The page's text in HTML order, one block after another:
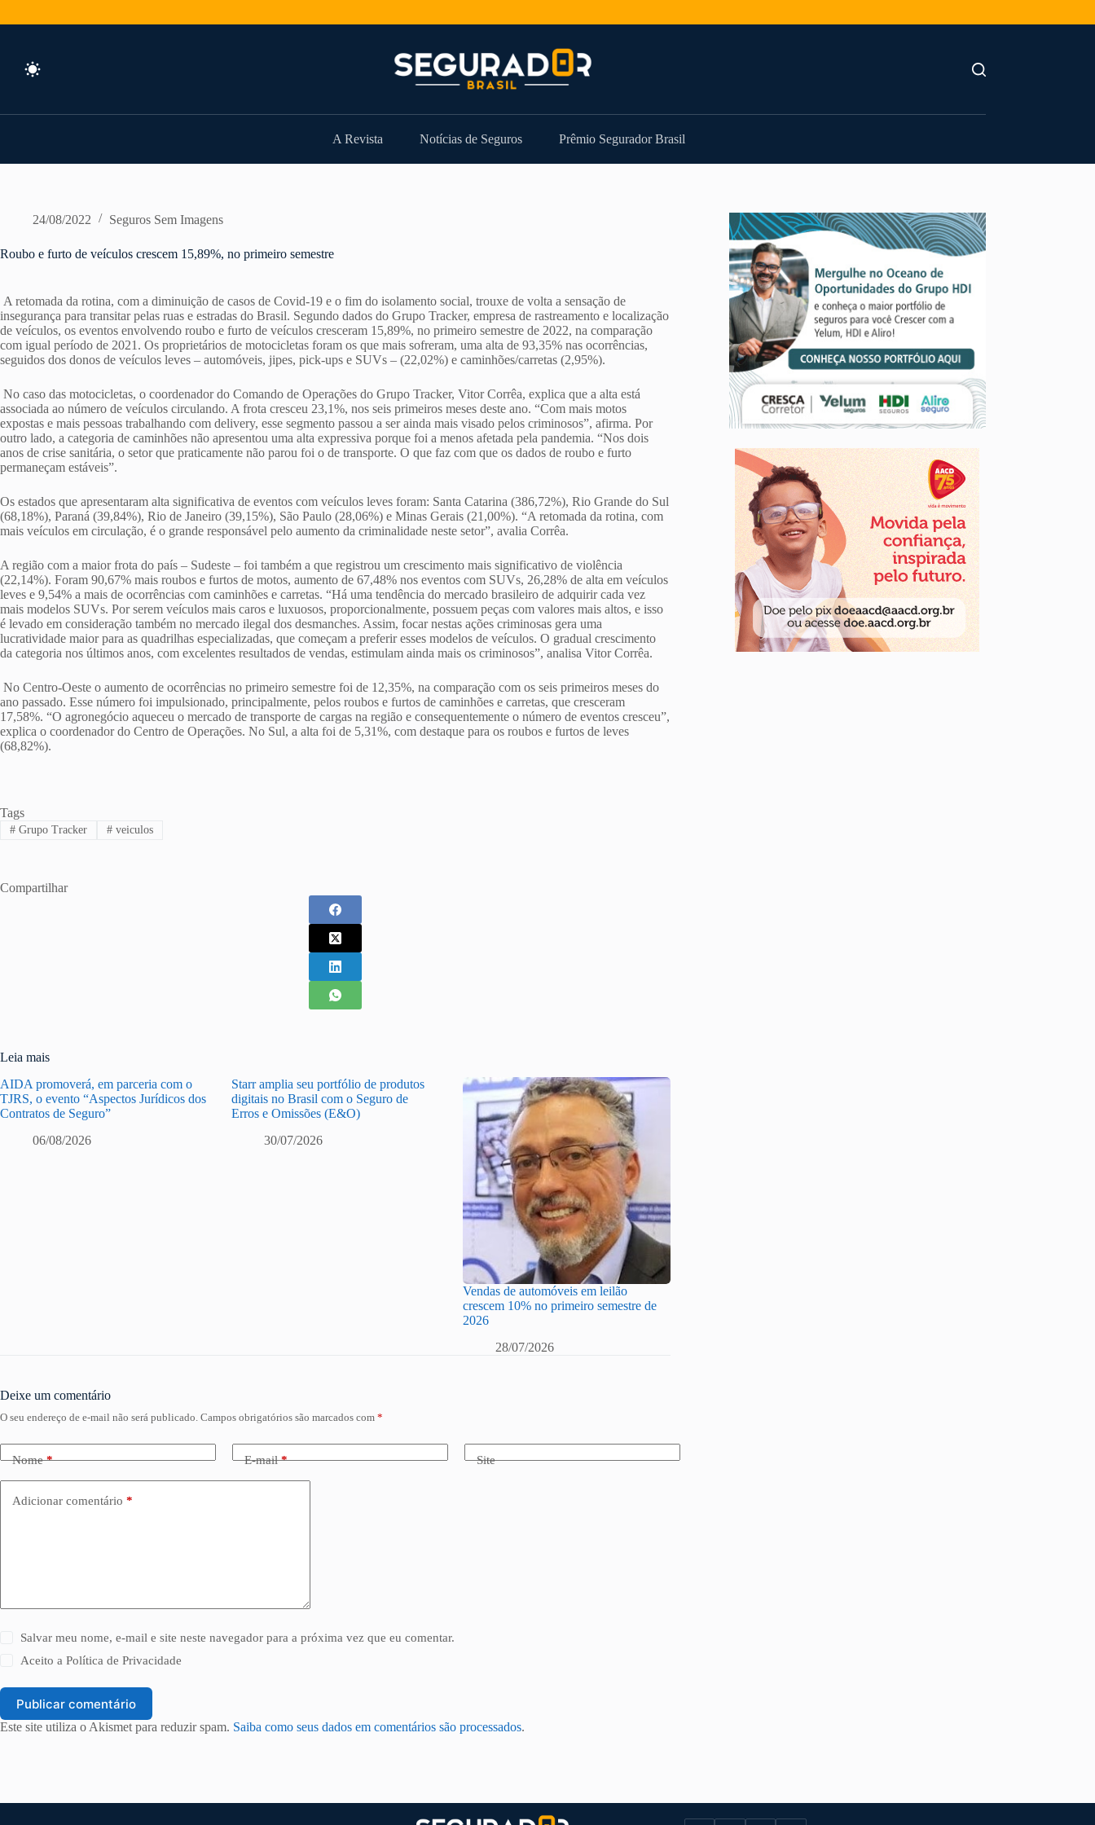
A Revista Notícias de Seguros Prêmio Segurador Brasil
24/08/2022 Seguros Sem Imagens
Roubo e furto de veículos crescem 15,89%, no primeiro semestre
A retomada da rotina, com a diminuição de casos de Covid-19 e o fim do isolamento social, trouxe de volta a sensação de
insegurança para transitar pelas ruas e estradas do Brasil. Segundo dados do Grupo Tracker, empresa de rastreamento e localização
de veículos, os eventos envolvendo roubo e furto de veículos cresceram 15,89%, no primeiro semestre de 2022, na comparação
com igual período de 2021. Os proprietários de motocicletas foram os que mais sofreram, uma alta de 93,35% nas ocorrências,
seguidos dos donos de veículos leves – automóveis, jipes, pick-ups e SUVs – (22,02%) e caminhões/carretas (2,95%).
No caso das motocicletas, o coordenador do Comando de Operações do Grupo Tracker, Vitor Corrêa, explica que a alta está
associada ao número de veículos circulando. A frota cresceu 23,1%, nos seis primeiros meses deste ano. “Com mais motos
expostas e mais pessoas trabalhando com delivery, esse segmento passou a ser ainda mais visado pelos criminosos”, afirma. Por
outro lado, a categoria de caminhões não apresentou uma alta expressiva porque foi a menos afetada pela pandemia. “Nos dois
anos de crise sanitária, o setor que praticamente não parou foi o de transporte. O que faz com que os dados de roubo e furto
permaneçam estáveis”.
Os estados que apresentaram alta significativa de eventos com veículos leves foram: Santa Catarina (386,72%), Rio Grande do Sul
(68,18%), Paraná (39,84%), Rio de Janeiro (39,15%), São Paulo (28,06%) e Minas Gerais (21,00%). “A retomada da rotina, com
mais veículos em circulação, é o grande responsável pelo aumento da criminalidade neste setor”, avalia Corrêa.
A região com a maior frota do país – Sudeste – foi também a que registrou um crescimento mais significativo de violência
(22,14%). Foram 90,67% mais roubos e furtos de motos, aumento de 67,48% nos eventos com SUVs, 26,28% de alta em veículos
leves e 9,54% a mais de ocorrências com caminhões e carretas. “Há uma tendência do mercado brasileiro de adquirir cada vez
mais modelos SUVs. Por serem veículos mais caros e luxuosos, proporcionalmente, possuem peças com valores mais altos, e isso
é levado em consideração também no mercado ilegal dos desmanches. Assim, focar nestas ações criminosas gera uma
lucratividade maior para as quadrilhas especializadas, que começam a preferir esses modelos de veículos. O gradual crescimento
da categoria nos últimos anos, com excelentes resultados de vendas, estimulam ainda mais os criminosos”, analisa Vitor Corrêa.
No Centro-Oeste o aumento de ocorrências no primeiro semestre foi de 12,35%, na comparação com os seis primeiros meses do
ano passado. Esse número foi impulsionado, principalmente, pelos roubos e furtos de caminhões e carretas, que cresceram
17,58%. “O agronegócio aqueceu o mercado de transporte de cargas na região e consequentemente o número de eventos cresceu”,
explica o coordenador do Centro de Operações. No Sul, a alta foi de 5,31%, com destaque para os roubos e furtos de leves
(68,82%).
Tags
#Grupo Tracker #veiculos
Compartilhar
Leia mais
AIDA promoverá, em parceria com o
TJRS, o evento “Aspectos Jurídicos dos
Contratos de Seguro”
06/08/2026
Starr amplia seu portfólio de produtos
digitais no Brasil com o Seguro de
Erros e Omissões (E&O)
30/07/2026
Vendas de automóveis em leilão
crescem 10% no primeiro semestre de
2026
28/07/2026
Deixe um comentário
O seu endereço de e-mail não será publicado. Campos obrigatórios são marcados com *
Nome* E-mail* Site
Adicionar comentário *
Salvar meu nome, e-mail e site neste navegador para a próxima vez que eu comentar.
Aceito aPolítica de Privacidade
Publicar comentário
Este site utiliza o Akismet para reduzir spam. Saiba como seus dados em comentários são processados.